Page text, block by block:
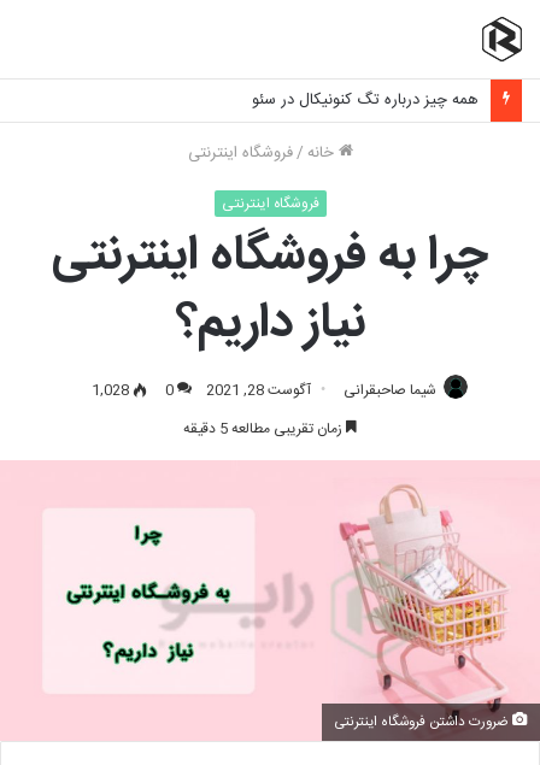
برنامه نویسی فرانت اند چیست و چه مهارت هایی نیاز دارد؟
خانه/فروشگاه اینترنتی
فروشگاه اینترنتی
چرا به فروشگاه اینترنتی
نیاز داریم؟
شیما صاحبقرانی آگوست 28, 2021 0
1,028
زمان تقریبی مطالعه 5 دقیقه
ضرورت داشتن فروشگاه اینترنتی